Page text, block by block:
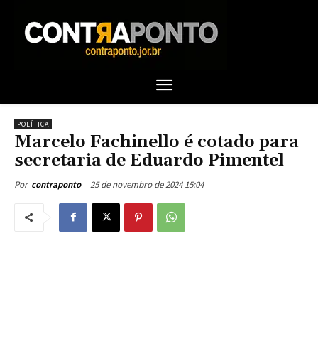
POLÍTICA
Marcelo Fachinello é cotado para
secretaria de Eduardo Pimentel
Por contraponto 25 de novembro de 2024 15:04